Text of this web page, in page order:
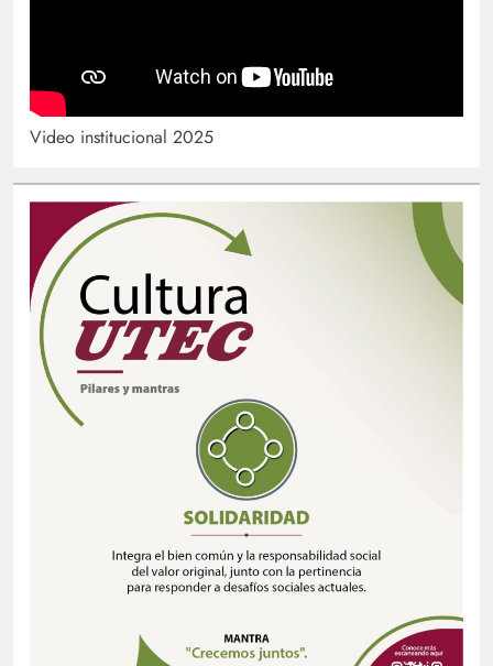
Video institucional 2025